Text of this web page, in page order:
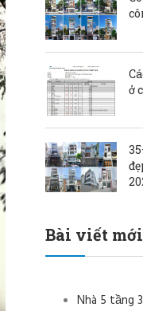
ở
Bài viết mới
Nhà 5 tầng